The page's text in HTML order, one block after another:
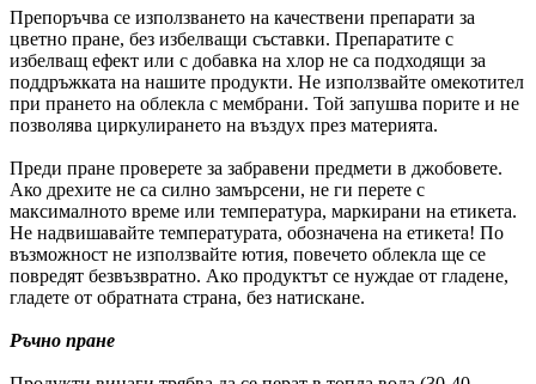
Препоръчва се използването на качествени препарати за
цветно пране, без избелващи съставки. Препаратите с
избелващ ефект или с добавка на хлор не са подходящи за
поддръжката на нашите продукти. Не използвайте омекотител
при прането на облекла с мембрани. Той запушва порите и не
позволява циркулирането на въздух през материята.
Преди пране проверете за забравени предмети в джобовете.
Ако дрехите не са силно замърсени, не ги перете с
максималното време или температура, маркирани на етикета.
Не надвишавайте температурата, обозначена на етикета! По
възможност не използвайте ютия, повечето облекла ще се
повредят безвъзвратно. Ако продуктът се нуждае от гладене,
гладете от обратната страна, без натискане.
Ръчно пране